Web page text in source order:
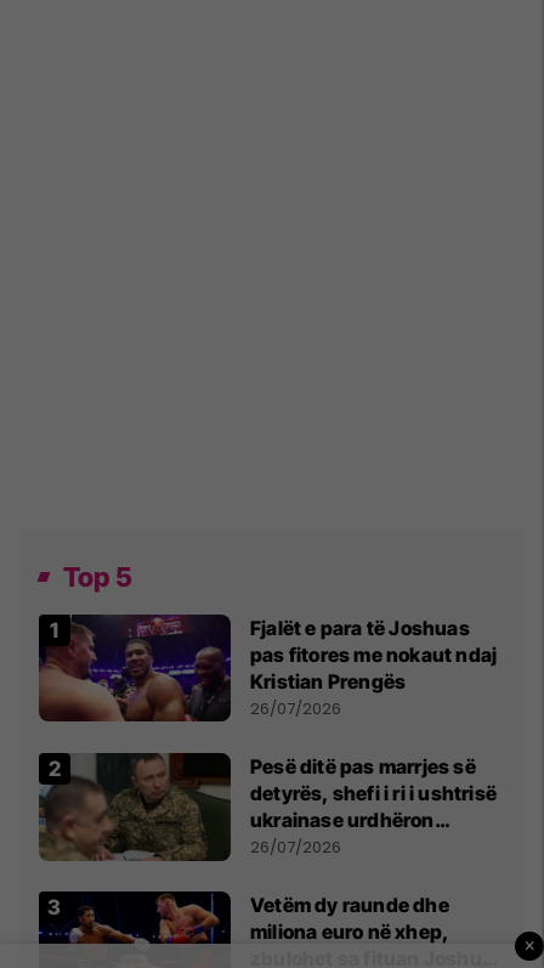
Top 5
Fjalët e para të Joshuas
pas fitores me nokaut ndaj
Kristian Prengës
26/07/2026
Pesë ditë pas marrjes së
detyrës, shefi i ri i ushtrisë
ukrainase urdhëron
kontroll të madh
26/07/2026
Vetëm dy raunde dhe
miliona euro në xhep,
×